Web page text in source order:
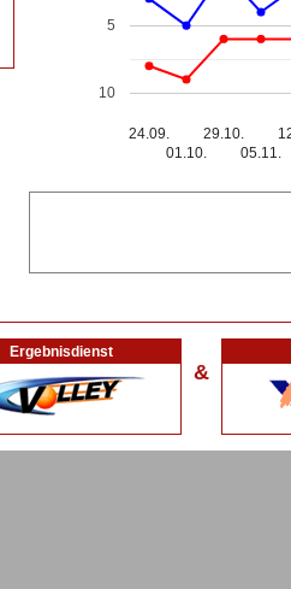
24.09.
01.10.
29.10.
05.11.
5
10
Ergebnisdienst
&